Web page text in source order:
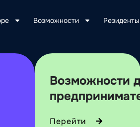
Возможности Резиденты
Возможности
Перейти